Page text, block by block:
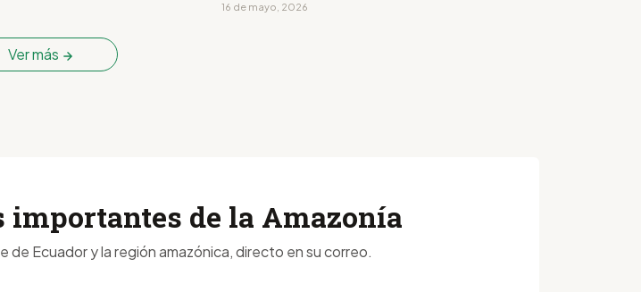
16 de mayo, 2026
Ver más
importantes de la Amazonía
de Ecuador y la región amazónica, directo en su correo.